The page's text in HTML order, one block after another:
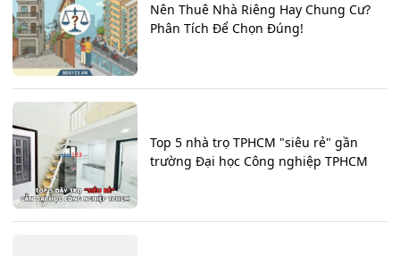
Nên Thuê Nhà Riêng Hay Chung Cư?
Phân Tích Để Chọn Đúng!
Top 5 nhà trọ TPHCM "siêu rẻ" gần
trường Đại học Công nghiệp TPHCM